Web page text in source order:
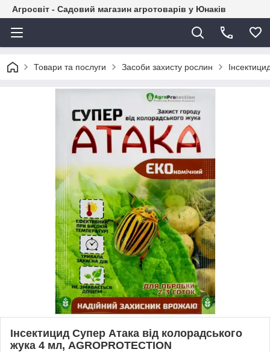
Агросвіт - Садовий магазин агротоварів у Юнаків
Товари та послуги Засоби захисту рослин
Інсектицид Супер Атака від колорадського
жука 4 мл, AGROPROTECTION